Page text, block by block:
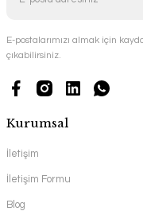
E-postalarımızı almak için
çıkabilirsiniz.
Kurumsal
İletişim
İletişim Formu
Blog